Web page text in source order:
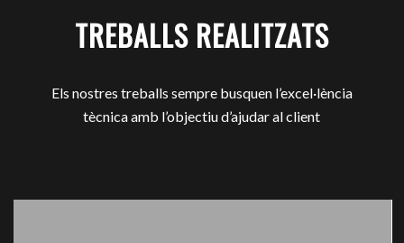
TREBALLS REALITZATS
Els nostres treballs sempre busquen l’excel·lència
tècnica amb l’objectiu d’ajudar al client